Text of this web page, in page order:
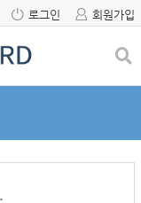
로그인 회원가입